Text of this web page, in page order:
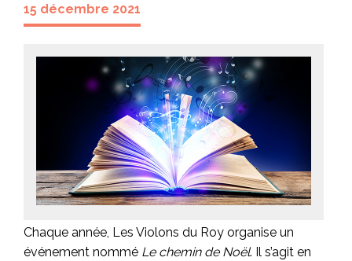
15 décembre 2021
Chaque année, Les Violons du Roy organise un
événement nommé Le chemin de Noël. Il s’agit en